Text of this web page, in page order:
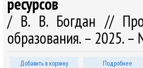
/ В. В. Богдан //
образования. – 2025.
Добавить в корзину Подробнее